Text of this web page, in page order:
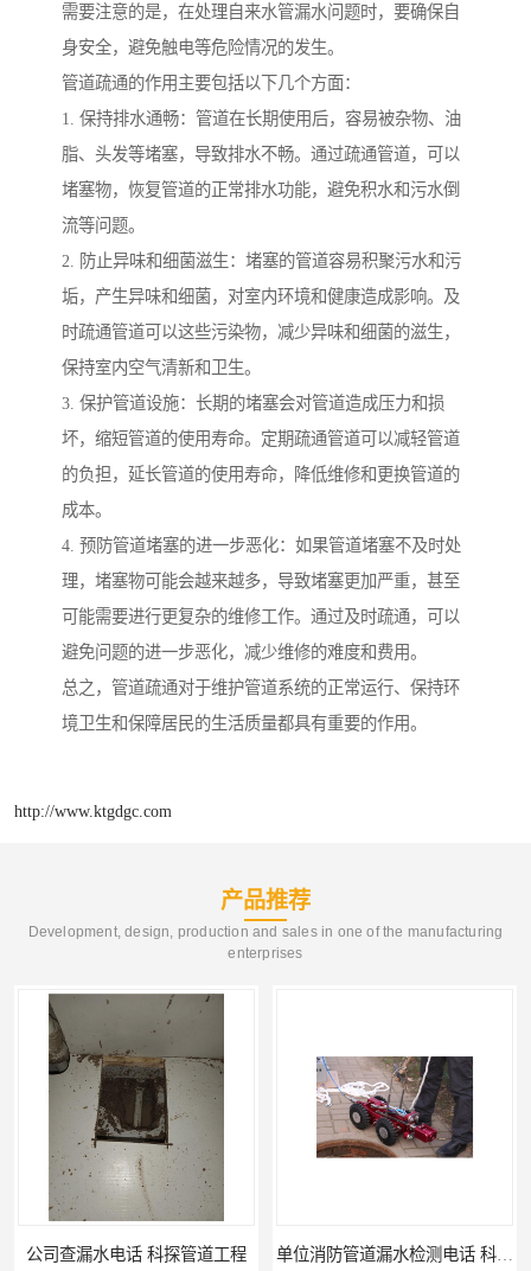
需要注意的是，在处理自来水管漏水问题时，要确保自
身安全，避免触电等危险情况的发生。
管道疏通的作用主要包括以下几个方面：
1. 保持排水通畅：管道在长期使用后，容易被杂物、油
脂、头发等堵塞，导致排水不畅。通过疏通管道，可以
堵塞物，恢复管道的正常排水功能，避免积水和污水倒
流等问题。
2. 防止异味和细菌滋生：堵塞的管道容易积聚污水和污
垢，产生异味和细菌，对室内环境和健康造成影响。及
时疏通管道可以这些污染物，减少异味和细菌的滋生，
保持室内空气清新和卫生。
3. 保护管道设施：长期的堵塞会对管道造成压力和损
坏，缩短管道的使用寿命。定期疏通管道可以减轻管道
的负担，延长管道的使用寿命，降低维修和更换管道的
成本。
4. 预防管道堵塞的进一步恶化：如果管道堵塞不及时处
理，堵塞物可能会越来越多，导致堵塞更加严重，甚至
可能需要进行更复杂的维修工作。通过及时疏通，可以
避免问题的进一步恶化，减少维修的难度和费用。
总之，管道疏通对于维护管道系统的正常运行、保持环
境卫生和保障居民的生活质量都具有重要的作用。
http://www.ktgdgc.com
产品推荐
Development, design, production and sales in one of the manufacturing
enterprises
公司查漏水电话 科探管道工程